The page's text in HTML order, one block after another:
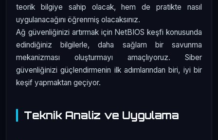
teorik bilgiye sahip olacak, hem de pratikte nasıl
uygulanacağını öğrenmiş olacaksınız.
Ağ güvenliğinizi artırmak için NetBIOS keşfi konusunda
edindiğiniz bilgilerle, daha sağlam bir savunma
mekanizması oluşturmayı amaçlıyoruz. Siber
güvenliğinizi güçlendirmenin ilk adımlarından biri, iyi bir
keşif yapmaktan geçiyor.
Teknik Analiz ve Uygulama